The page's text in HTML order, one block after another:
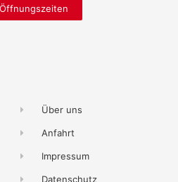
Über uns
Anfahrt
Impressum
Datenschutz